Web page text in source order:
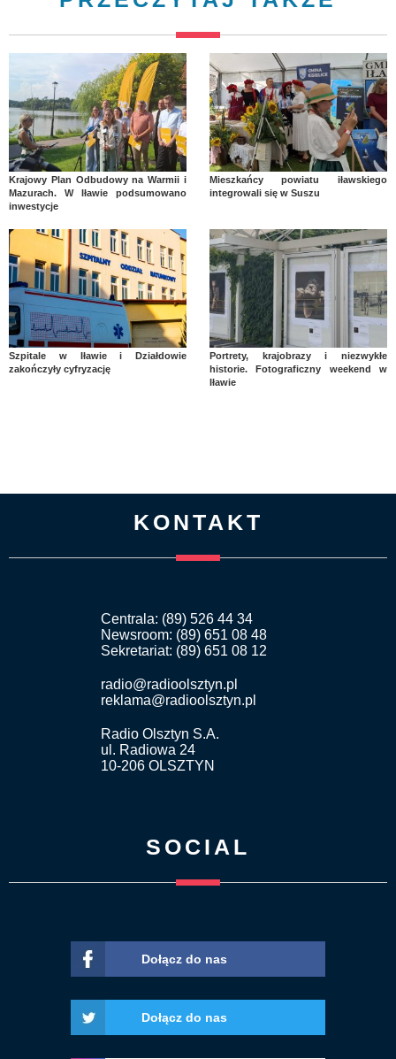
Krajowy Plan Odbudowy na Warmii i
Mazurach. W Iławie podsumowano
inwestycje
Mieszkańcy powiatu iławskiego
integrowali się w Suszu
Szpitale w Iławie i Działdowie
zakończyły cyfryzację
Portrety, krajobrazy i niezwykłe
historie. Fotograficzny weekend w
Iławie
KONTAKT
Centrala: (89) 526 44 34
Newsroom: (89) 651 08 48
Sekretariat: (89) 651 08 12
radio@radioolsztyn.pl
reklama@radioolsztyn.pl
Radio Olsztyn S.A.
ul. Radiowa 24
10-206 OLSZTYN
SOCIAL
Dołącz do nas
Dołącz do nas